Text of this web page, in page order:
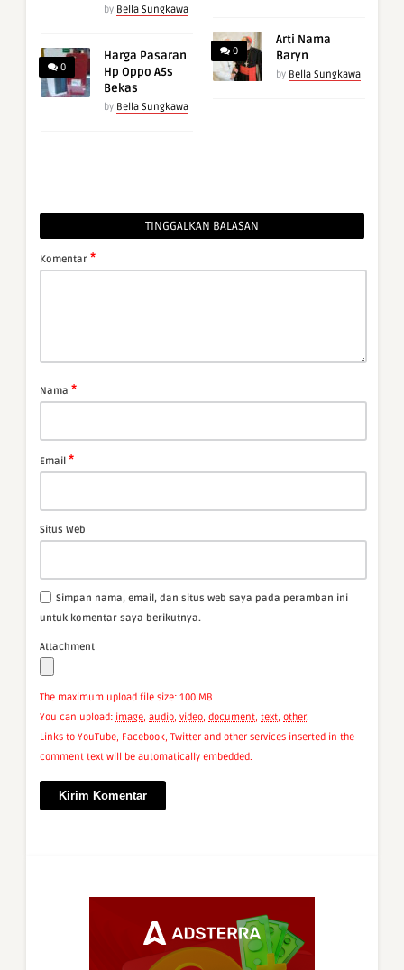
by Bella Sungkawa
0
Harga Pasaran
Hp Oppo A5s
Bekas
by Bella Sungkawa
0
Arti Nama
Baryn
by Bella Sungkawa
TINGGALKAN BALASAN
Komentar *
Nama *
Email *
Situs Web
Simpan nama, email, dan situs web saya pada peramban ini
untuk komentar saya berikutnya.
Attachment
The maximum upload file size: 100 MB.
You can upload: image, audio, video, document, text, other.
Links to YouTube, Facebook, Twitter and other services inserted in the
comment text will be automatically embedded.